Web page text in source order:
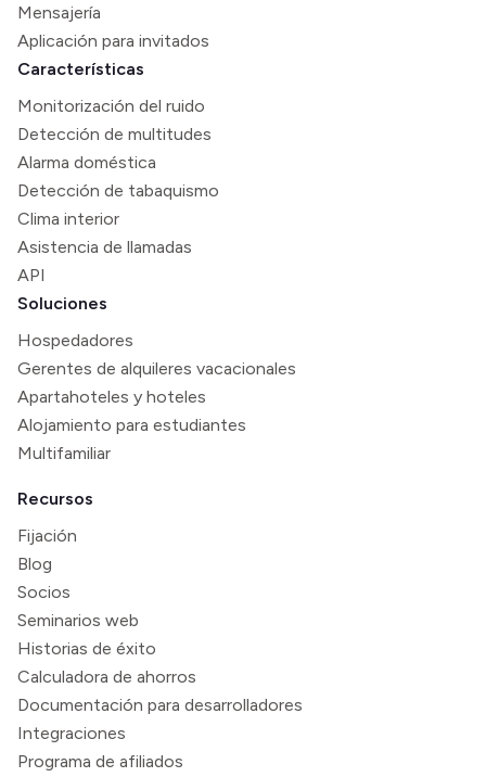
Mensajería
Aplicación para invitados
Características
Monitorización del ruido
Detección de multitudes
Alarma doméstica
Detección de tabaquismo
Clima interior
Asistencia de llamadas
API
Soluciones
Hospedadores
Gerentes de alquileres vacacionales
Apartahoteles y hoteles
Alojamiento para estudiantes
Multifamiliar
Recursos
Fijación
Blog
Socios
Seminarios web
Historias de éxito
Calculadora de ahorros
Documentación para desarrolladores
Integraciones
Programa de afiliados